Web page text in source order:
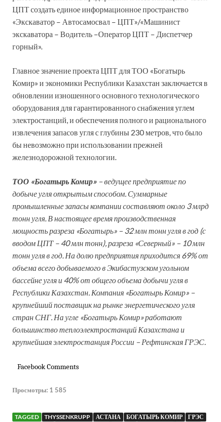
ЦПТ создать единое информационное пространство
«Экскаватор – Автосамосвал – ЦПТ»/«Машинист
экскаватора – Водитель –Оператор ЦПТ – Диспетчер
горный».
Главное значение проекта ЦПТ для ТОО «Богатырь
Комир» и экономики Республики Казахстан заключается в
обновлении изношенного основного технологического
оборудования для гарантированного снабжения углем
электростанций, и обеспечения полного и рационального
извлечения запасов угля с глубины 230 метров, что было
бы невозможно при использовании прежней
железнодорожной технологии.
ТОО «Богатырь Комир» – ведущее предприятие по
добыче угля открытым способом. Суммарные
промышленные запасы компании составляют около 3 млрд
тонн угля. В настоящее время производственная
мощность разреза «Богатырь» – 32 млн тонн угля в год (с
вводом ЦПТ – 40 млн тонн), разреза «Северный» – 10 млн
тонн угля в год. На долю предприятия приходится 69% от
объема всего добываемого в Экибастузском угольном
бассейне угля и 40% от общего объема добычи угля в
Республики Казахстан. Компания «Богатырь Комир» –
крупнейший поставщик на рынке энергетического угля
стран СНГ. На угле «Богатырь Комир» работают
большинство теплоэлектростанций Казахстана и
крупнейшая электростанция России – Рефтинская ГРЭС.
Facebook Comments
Просмотры: 1 585
TAGGED THYSSENKRUPP АСТАНА БОГАТЫРЬ КОМИР
ГРЭС